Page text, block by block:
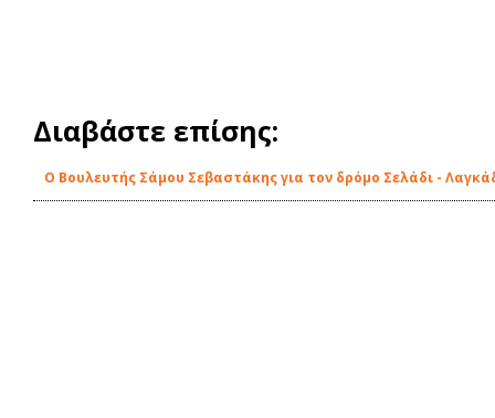
Διαβάστε επίσης:
Ο Βουλευτής Σάμου Σεβαστάκης για τον δρόμο Σελάδι -